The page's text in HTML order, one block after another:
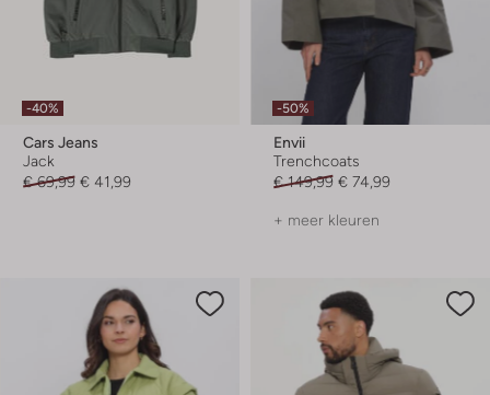
-40%
Cars Jeans
Jack
€ 69,99 € 41,99
-50%
Envii
Trenchcoats
€ 149,99 € 74,99
+ meer kleuren